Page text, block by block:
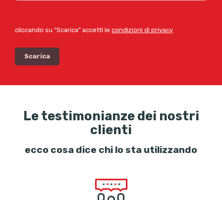
cliccando su “Scarica” accetti le condizioni di privacy
Le testimonianze dei nostri
clienti
ecco cosa dice chi lo sta utilizzando